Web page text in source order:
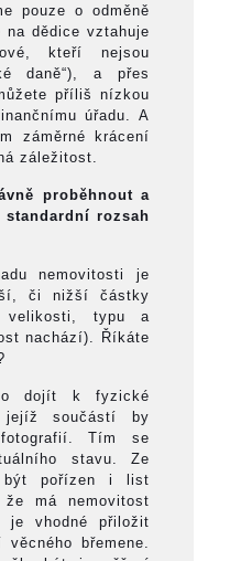
pouze o odměně
dědice vztahuje
kteří nejsou
daně“), a přes
příliš nízkou
úřadu. A
záměrné krácení
záležitost.
proběhnout a
rozsah
nemovitosti je
či nižší částky
typu a
nachází). Říkáte
dojít k fyzické
jejíž součástí by
Tím se
stavu. Ze
být pořízen i list
má nemovitost
je vhodné přiložit
břemene.